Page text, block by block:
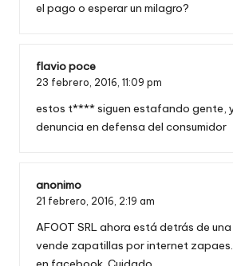
el pago o esperar un milagro?
flavio poce
23 febrero, 2016, 11:09 pm
estos t**** siguen estafando gente,
denuncia en defensa del consumidor
anonimo
21 febrero, 2016, 2:19 am
AFOOT SRL ahora está detrás de
vende zapatillas por internet